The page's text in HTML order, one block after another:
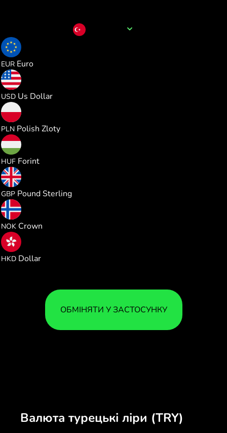
EUR Euro
USD Us Dollar
PLN Polish Zloty
HUF Forint
GBP Pound Sterling
NOK Crown
HKD Dollar
ОБМІНЯТИ У ЗАСТОСУНКУ
Валюта турецькі ліри (TRY)